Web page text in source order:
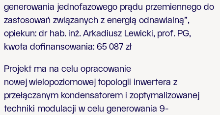
generowania jednofazowego prądu przemiennego do
zastosowań związanych z energią odnawialną”,
opiekun: dr hab. inż. Arkadiusz Lewicki, prof. PG,
kwota dofinansowania: 65 087 zł
Projekt ma na celu opracowanie
nowejwielopoziomowejtopologii inwertera z
przełączanym kondensatorem i zoptymalizowanej
techniki modulacji w celu generowania 9-